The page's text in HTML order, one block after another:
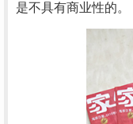
是不具有商业性的。